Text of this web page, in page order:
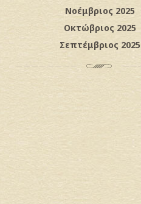
Νοέμβριος 2025
Οκτώβριος 2025
Σεπτέμβριος 2025